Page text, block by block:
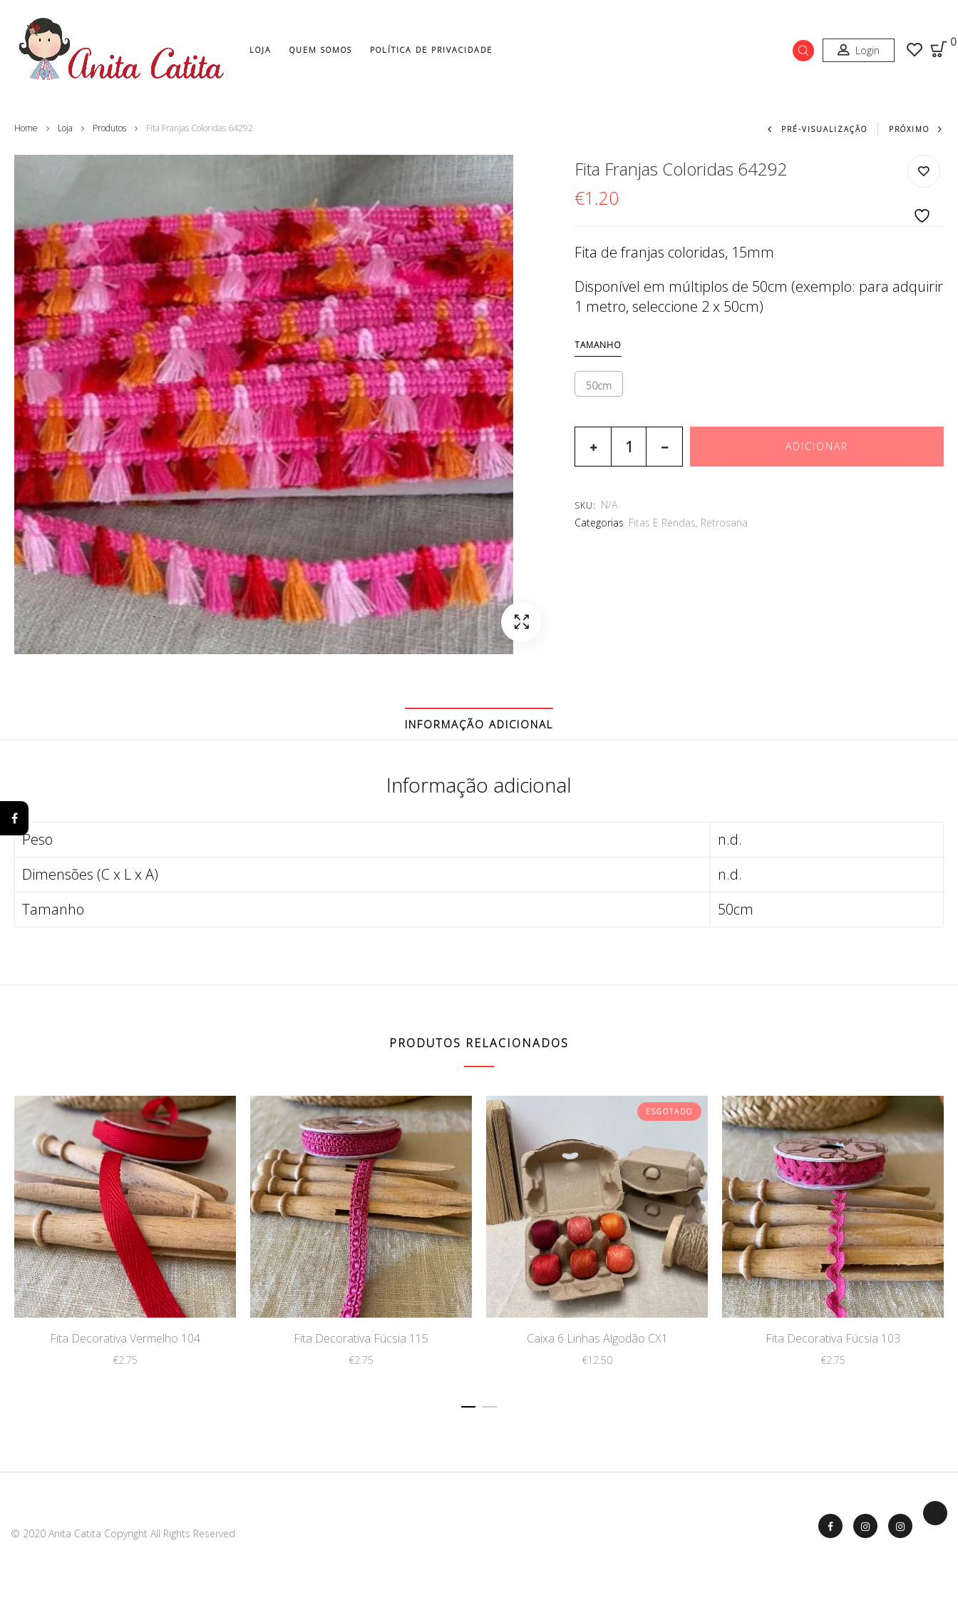
LOJA QUEM SOMOS POLÍTICA DE PRIVACIDADE Login
0
Home Loja Produtos Fita Franjas Coloridas 64292 Navegação do
PRÉ-VISUALIZAÇÃO PRÓXIMO
Fita Franjas Coloridas 64292
€1.20
Fita de franjas coloridas, 15mm
Disponível em múltiplos de 50cm (exemplo: para adquirir
1 metro, seleccione 2 x 50cm)
TAMANHO
50cm
ADICIONAR
SKU: N/A
Categorias Fitas E Rendas, Retrosaria
INFORMAÇÃO ADICIONAL
Informação adicional
Peso
n.d.
Dimensões (C x L x A)
n.d.
Tamanho
50cm
PRODUTOS RELACIONADOS
Fita Decorativa Vermelho 104
€2.75
Fita Decorativa Fúcsia 115
€2.75
ESGOTADO
Caixa 6 Linhas Algodão CX1
€12.50
Fita Decorativa Fúcsia 103
€2.75
© 2020 Anita Catita Copyright All Rights Reserved